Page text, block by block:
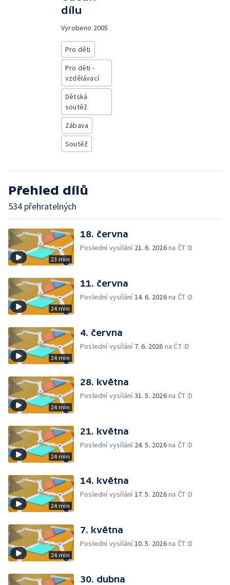
dílu
Vyrobeno 2005
Pro děti
Pro děti -
vzdělávací
Dětská
soutěž
Zábava
Soutěž
Přehled dílů
534 přehratelných
23 min
18. června
Poslední vysílání 21. 6. 2026na ČT :D
24 min
11. června
Poslední vysílání14. 6. 2026na ČT :D
24 min
4. června
Poslední vysílání 7. 6. 2026 na ČT :D
24 min
28. května
Poslední vysílání31. 5. 2026na ČT :D
24 min
21. května
Poslední vysílání 24. 5. 2026na ČT :D
24 min
14. května
Poslední vysílání17. 5. 2026na ČT :D
24 min
7. května
Poslední vysílání10. 5. 2026na ČT :D
30. dubna